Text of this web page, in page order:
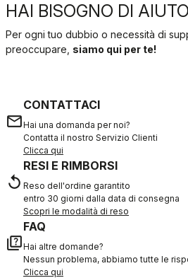
HAI BISOGNO DI
Per ogni tuo dubbio o necessità di
preoccupare, siamo qui per te!
email
CONTATTACI
Hai una domanda per noi?
Contatta il nostro Servizio Clienti
Clicca qui
replay
RESI E RIMBORSI
Reso dell'ordine garantito
entro 30 giorni dalla data di consegna
Scopri le modalità di reso
quiz
FAQ
Hai altre domande?
Nessun problema, abbiamo tutte le
Clicca qui